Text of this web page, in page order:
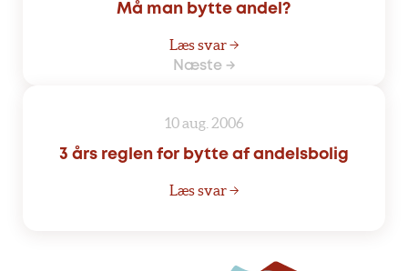
Må man bytte andel?
Læs svar →
Næste →
10 aug. 2006
3 års reglen for bytte af andelsbolig
Læs svar →